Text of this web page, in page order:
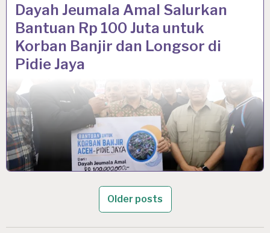
Dayah Jeumala Amal Salurkan
Bantuan Rp 100 Juta untuk
Korban Banjir dan Longsor di
Pidie Jaya
Older posts